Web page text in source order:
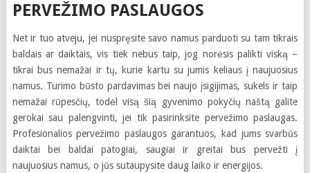
PERVEŽIMO PASLAUGOS
Net ir tuo atveju, jei nuspręsite savo namus parduoti su tam tikrais
baldais ar daiktais, vis tiek nebus taip, jog norėsis palikti viską –
tikrai bus nemažai ir tų, kurie kartu su jumis keliaus į naujuosius
namus. Turimo būsto pardavimas bei naujo įsigijimas, sukels ir taip
nemažai rūpesčių, todėl visą šią gyvenimo pokyčių naštą galite
gerokai sau palengvinti, jei tik pasirinksite pervežimo paslaugas.
Profesionalios pervežimo paslaugos garantuos, kad jums svarbūs
daiktai bei baldai patogiai, saugiai ir greitai bus pervežti į
naujuosius namus, o jūs sutaupysite daug laiko ir energijos.